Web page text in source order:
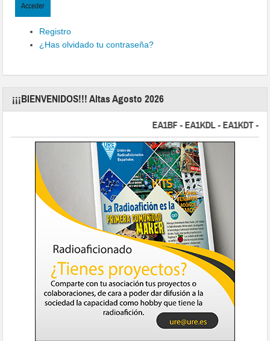
Acceder
Registro
¿Has olvidado tu contraseña?
¡¡¡BIENVENIDOS!!! Altas Agosto 2026
EA1BF - EA1KDL - EA1KDT -